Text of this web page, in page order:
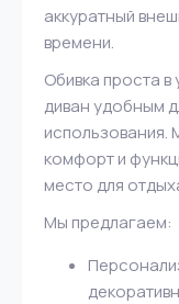
аккуратный
времени.
Обивка проста
диван удобным
использования.
комфорт и
место для
Мы предлагаем: